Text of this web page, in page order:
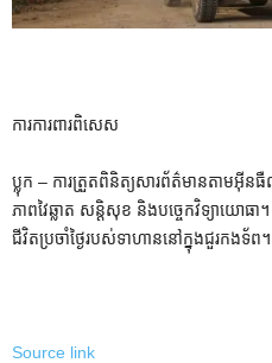
ការការពារពិសេស
ប្លុក – ការត្រួតពិនិត្យសារព័ត៌មានតាមអ៊ី
ភាពវៃឆ្លាត សន្តិសុខ និងបច្ចេកវិទ្យាយោធ
ជីវិតប្រចាំថ្ងៃរបស់ទាហាននៅក្នុងជួរកងទ័ព។
Source link